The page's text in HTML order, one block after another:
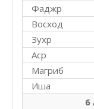
Фаджр
Восход
Зухр
Аср
Магриб
Иша
6